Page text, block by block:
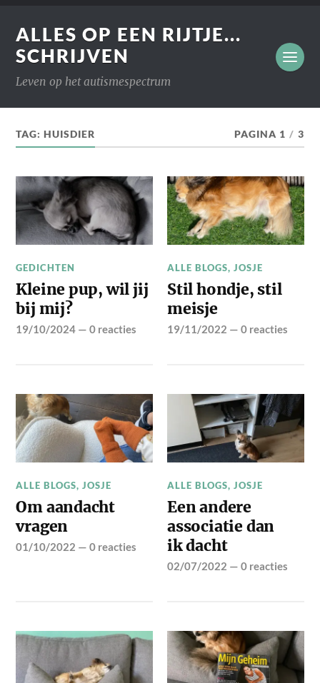
ALLES OP EEN RIJTJE...
SCHRIJVEN
Leven op het autismespectrum
TAG:HUISDIER PAGINA 1 / 3
GEDICHTEN
Kleine pup, wil jij
bij mij?
19/10/2024 —0 reacties
ALLE BLOGS,JOSJE
Stil hondje, stil
meisje
19/11/2022 —0 reacties
ALLE BLOGS,JOSJE
Om aandacht
vragen
01/10/2022 —0 reacties
ALLE BLOGS,JOSJE
Een andere
associatie dan
ik dacht
02/07/2022 —0 reacties